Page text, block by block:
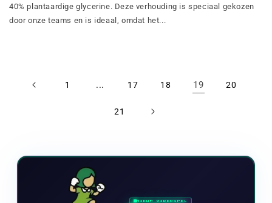
40% plantaardige glycerine. Deze verhouding is speciaal gekozen
door onze teams en is ideaal, omdat het...
1 ... 17 18 19 20
21
NIEUW VIDEOSPEL